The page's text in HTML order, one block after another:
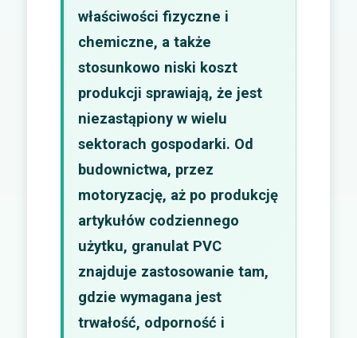
właściwości fizyczne i
chemiczne, a także
stosunkowo niski koszt
produkcji sprawiają, że jest
niezastąpiony w wielu
sektorach gospodarki. Od
budownictwa, przez
motoryzację, aż po produkcję
artykułów codziennego
użytku, granulat PVC
znajduje zastosowanie tam,
gdzie wymagana jest
trwałość, odporność i